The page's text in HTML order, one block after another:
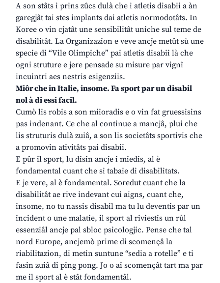
A son stâts i prins zûcs dulà che i atletis disabii a àn
garegjât tai stes implants dai atletis normodotâts. In
Koree o vin cjatât une sensibilitât uniche sul teme de
disabilitât. La Organizazion e veve ancje metût sù une
specie di “Vile Olimpiche” pai atletis disabii là che
ogni struture e jere pensade su misure par vignî
incuintri aes nestris esigenziis.
Miôr che in Italie, insome. Fa sport par un disabil
nol à di essi facil.
Cumò lis robis a son miioradis e o vin fat gruessisins
pas indenant. Ce che al continue a mancjâ, plui che
lis struturis dulà zuiâ, a son lis societâts sportivis che
a promovin ativitâts pai disabii.
E pûr il sport, lu disin ancje i miedis, al è
fondamental cuant che si tabaie di disabilitats.
E je vere, al è fondamental. Soredut cuant che la
disabilitât ae rive indevant cui aigns, cuant che,
insome, no tu nassis disabil ma tu lu deventis par un
incident o une malatie, il sport al riviestis un rûl
essenziâl ancje pal sbloc psicologjic. Pense che tal
nord Europe, ancjemò prime di scomençâ la
riabilitazion, di metin suntune “sedia a rotelle” e ti
fasin zuiâ di ping pong. Jo o ai scomençât tart ma par
me il sport al è stât fondamentâl.